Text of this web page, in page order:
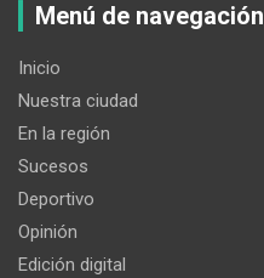
Menú de navegación
Inicio
Nuestra ciudad
En la región
Sucesos
Deportivo
Opinión
Edición digital